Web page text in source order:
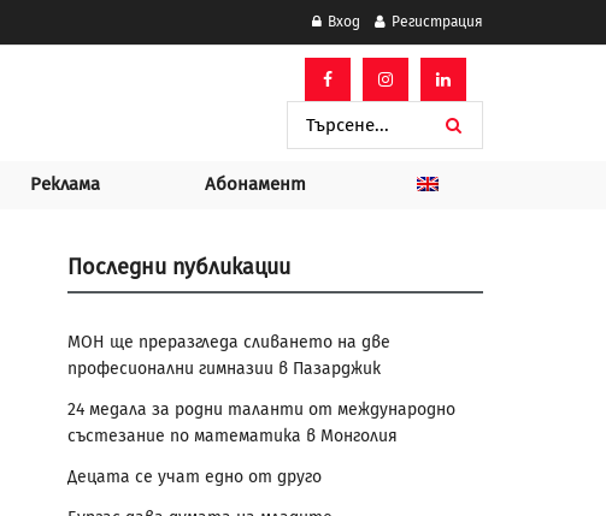
Вход Регистрация
Реклама Абонамент
Последни публикации
МОН ще преразгледа сливането на две
професионални гимназии в Пазарджик
24 медала за родни таланти от международно
състезание по математика в Монголия
Децата се учат едно от друго